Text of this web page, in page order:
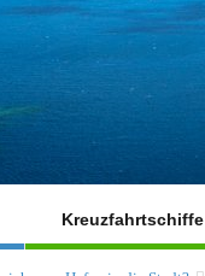
Kreuzfahrtschiffe